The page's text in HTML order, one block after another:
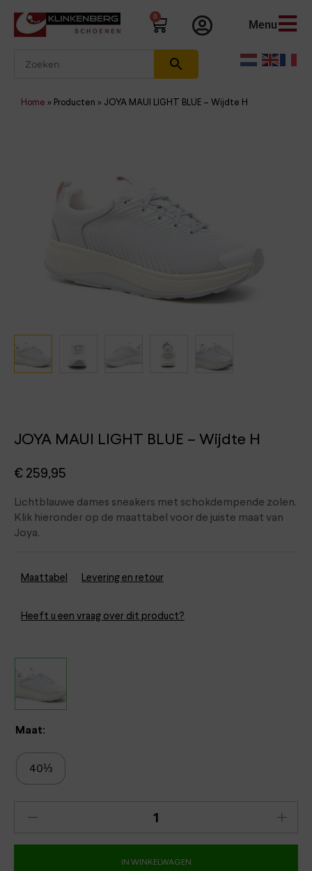
0
Menu
Home » Producten » JOYA MAUI LIGHT BLUE – Wijdte H
JOYA MAUI LIGHT BLUE – Wijdte H
€ 259,95
Lichtblauwe dames sneakers met schokdempende zolen.
Klik hieronder op de maattabel voor de juiste maat van
Joya.
Maattabel Levering en retour
Heeft u een vraag over dit product?
Maat:
40⅓
IN WINKELWAGEN